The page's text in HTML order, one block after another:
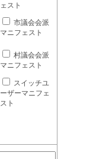
ェスト
市議会会派
マニフェスト
村議会会派
マニフェスト
スイッチユ
ーザーマニフェ
スト